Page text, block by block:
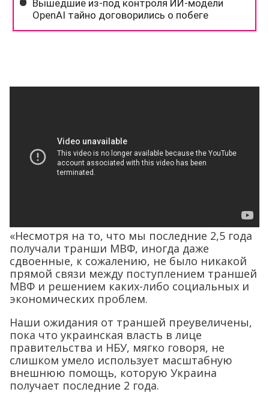
«Несмотря на то, что мы последние 2,5 года
получали транши МВФ, иногда даже
сдвоенные, к сожалению, не было никакой
прямой связи между поступлением траншей
МВФ и решением каких-либо социальных и
экономических проблем.
Наши ожидания от траншей преувеличены,
пока что украинская власть в лице
правительства и НБУ, мягко говоря, не
слишком умело использует масштабную
внешнюю помощь, которую Украина
получает последние 2 года.